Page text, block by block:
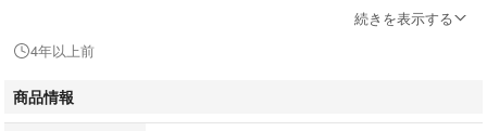
すり替え防止の為返品交換は不可となっています
※新品・未使用商品です。
続きを表示する
4年以上前
商品情報